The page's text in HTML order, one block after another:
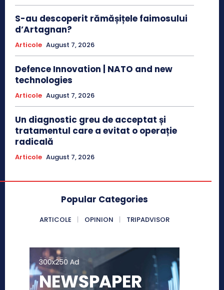
S-au descoperit rămășițele faimosului
d’Artagnan?
Articole August 7, 2026
Defence Innovation | NATO and new
technologies
Articole August 7, 2026
Un diagnostic greu de acceptat și
tratamentul care a evitat o operație
radicală
Articole August 7, 2026
Popular Categories
ARTICOLE OPINION TRIPADVISOR